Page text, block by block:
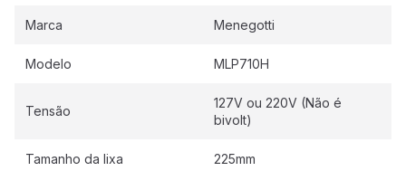
Marca Menegotti
Modelo MLP710H
Tensão
127V ou 220V (Não é
bivolt)
Tamanho da lixa 225mm